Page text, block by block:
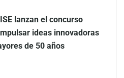
lanzan el concurso
ideas innovadoras
de 50 años